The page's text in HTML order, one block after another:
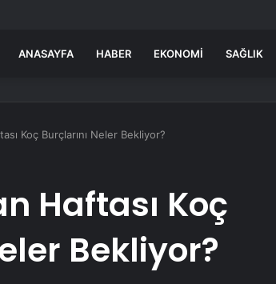
ANASAYFA HABER EKONOMI SAĞLIK
Koç Burçlarını Neler Bekliyor?
Haftası Koç
Bekliyor?